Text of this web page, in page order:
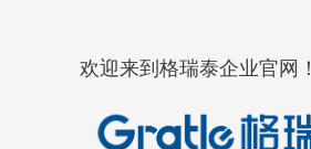
欢迎来到格瑞泰企业官网！